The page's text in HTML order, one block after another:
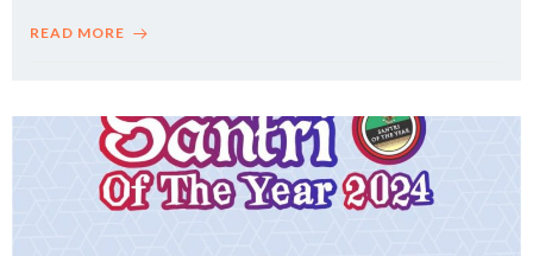
READ MORE